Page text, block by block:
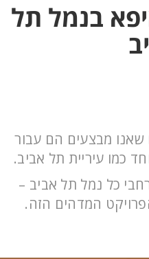
בנמל תל
מבצעים הם עבור
כמו עיריית תל אביב.
כל נמל תל אביב –
המדהים הזה.